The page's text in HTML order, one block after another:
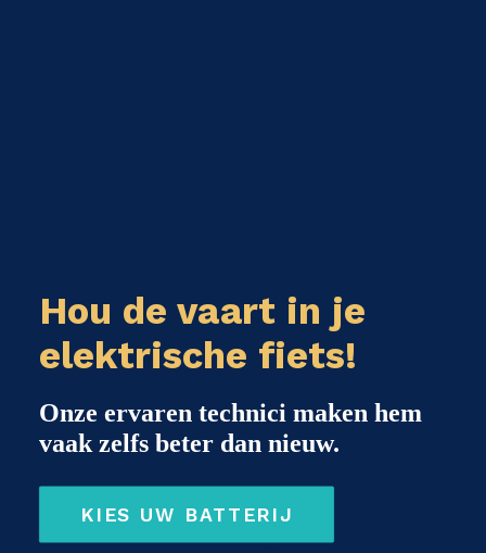
Hou de vaart in je
elektrische fiets!
Onze ervaren technici maken hem
vaak zelfs beter dan nieuw.
KIES UW BATTERIJ